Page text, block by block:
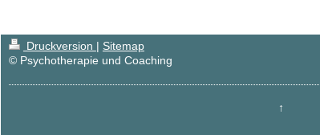
Druckversion | Sitemap
© Psychotherapie und Coaching
↑